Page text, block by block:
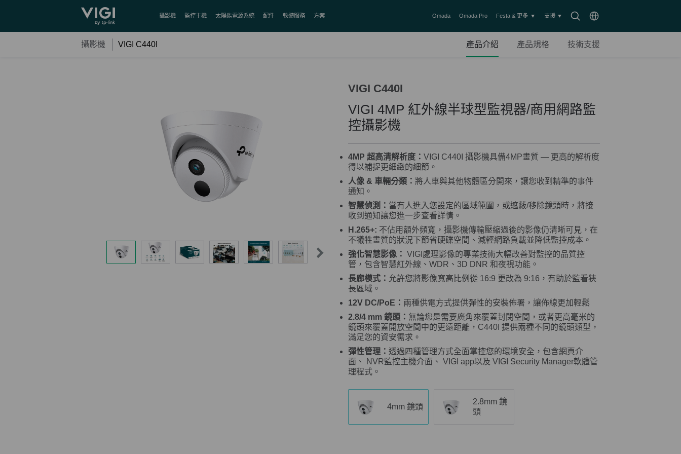
TP-Link, Reliably Smart
搜
示
Choose
攝影機 監控主機 太陽能電源系統 配件 軟體服務 方案 Omada Omada Pro Festa & 更多 支援
攝影機 VIGI C440I 產品介紹 產品規格 技術支援
VIGI C440I
VIGI 4MP 紅外線半球型監視器/商用網路監
控攝影機
4M P 超高清解析度 ： VIGI C440I 攝影機具備4MP畫質 — 更高的解析度
得以補捉更細緻的細節。
人像 & 車輛分類： 將人車與其他物體區分開來，讓您收到精準的事件
通知。
智慧偵測： 當有人進入您設定的區域範圍，或遮蔽/移除鏡頭時，將接
收到通知讓您進一步查看詳情。
H.265+: 不佔用額外頻寬，攝影機傳輸壓縮過後的影像仍清晰可見，在
不犧牲畫質的狀況下節省硬碟空間、減輕網路負載並降低監控成本。
強化智慧影像： VIGI處理影像的專業技術大幅改善對監控的品質控
管，包含智慧紅外線、WDR、3D DNR 和夜視功能。
長廊模式： 允許您將影像寬高比例從 16:9 更改為 9:16，有助於監看狹
長區域。
12V DC/PoE： 兩種供電方式提供彈性的安裝佈署，讓佈線更加輕鬆
2.8/4 mm 鏡頭： 無論您是需要廣角來覆蓋封閉空間，或者更高毫米的
鏡頭來覆蓋開放空間中的更遠距離，C440I 提供兩種不同的鏡頭類型，
滿足您的資安需求。
彈性管理： 透過四種管理方式全面掌控您的環境安全，包含網頁介
面、 NVR監控主機介面、 VIGI app以及 VIGI Security Manager軟體管
理程式。
4mm 鏡頭
2.8mm 鏡
頭